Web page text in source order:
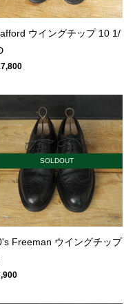
ウイングチップ 10 1/
SOLDOUT
Freeman ウイングチップ